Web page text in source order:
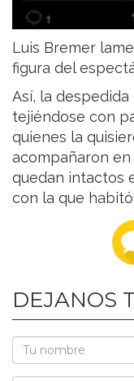
Luis Bremer
figura del
Así, la despedida
tejiéndose con
quienes la
acompañaron
quedan intactos
con la que
DEJANOS